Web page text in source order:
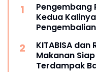
Pengembang
Kedua
KITABISA
Makanan
Terdampak